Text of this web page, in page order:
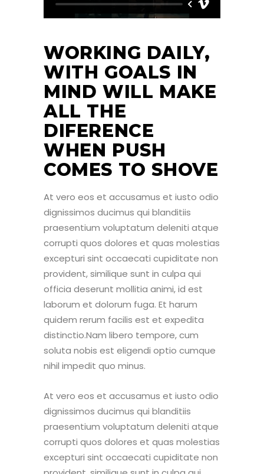
WORKING DAILY,
WITH GOALS IN
MIND WILL MAKE
ALL THE
DIFERENCE
WHEN PUSH
COMES TO SHOVE
At vero eos et accusamus et iusto odio
dignissimos ducimus qui blanditiis
praesentium voluptatum deleniti atque
corrupti quos dolores et quas molestias
excepturi sint occaecati cupiditate non
provident, similique sunt in culpa qui
officia deserunt mollitia animi, id est
laborum et dolorum fuga. Et harum
quidem rerum facilis est et expedita
distinctio.Nam libero tempore, cum
soluta nobis est eligendi optio cumque
nihil impedit quo minus.
At vero eos et accusamus et iusto odio
dignissimos ducimus qui blanditiis
praesentium voluptatum deleniti atque
corrupti quos dolores et quas molestias
excepturi sint occaecati cupiditate non